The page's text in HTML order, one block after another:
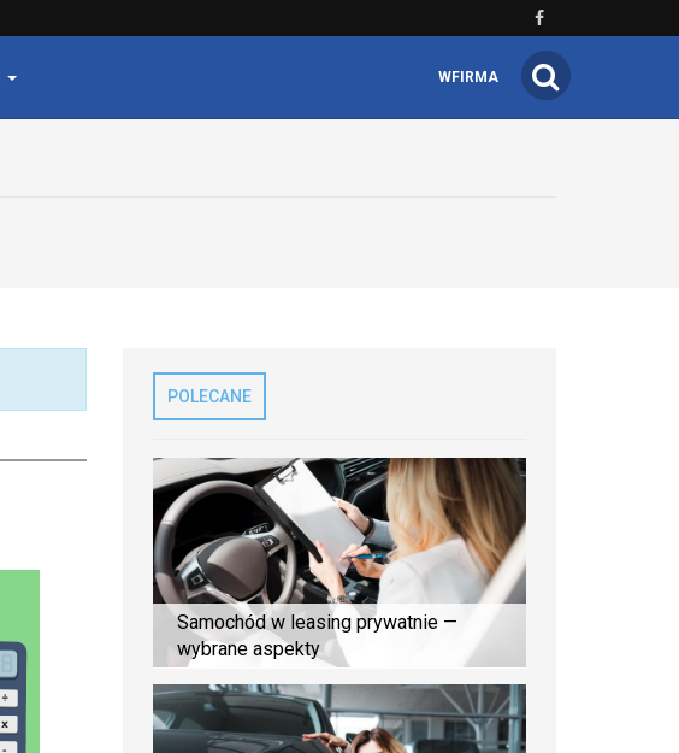
WFIRMA
POLECANE
Samochód w leasing prywatnie —
wybrane aspekty